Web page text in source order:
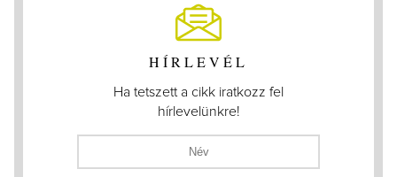
HÍRLEVÉL
Ha tetszett a cikk iratkozz fel
hírlevelünkre!